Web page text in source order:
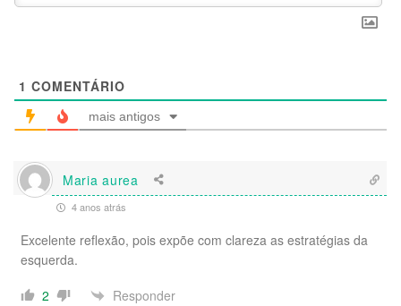
1 COMENTÁRIO
mais antigos
Maria aurea
4 anos atrás
Excelente reflexão, pois expõe com clareza as estratégias da
esquerda.
2
Responder